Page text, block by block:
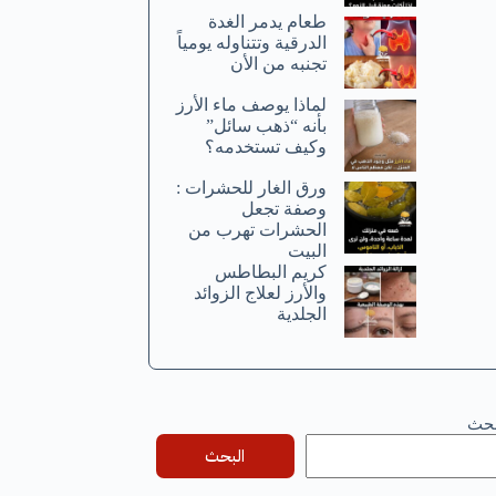
طعام يدمر الغدة
الدرقية وتتناوله يومياً
تجنبه من الأن
لماذا يوصف ماء الأرز
بأنه “ذهب سائل”
وكيف تستخدمه؟
ورق الغار للحشرات :
وصفة تجعل
الحشرات تهرب من
البيت
كريم البطاطس
والأرز لعلاج الزوائد
الجلدية
البحث